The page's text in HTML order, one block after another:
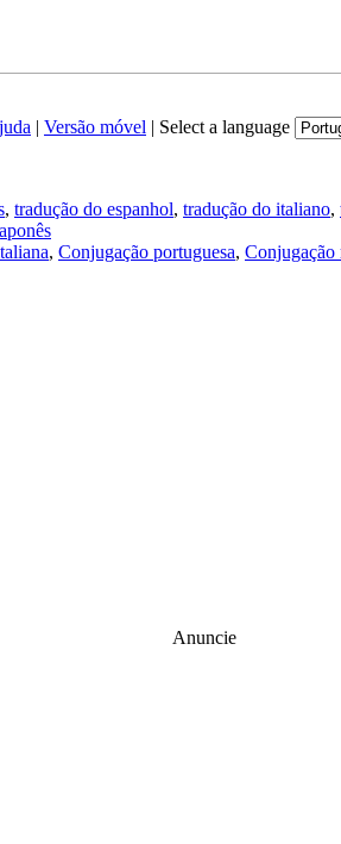
| Versão móvel | Select a language
, tradução do espanhol, tradução do italiano,
, Conjugação portuguesa, Conjugação
Anuncie